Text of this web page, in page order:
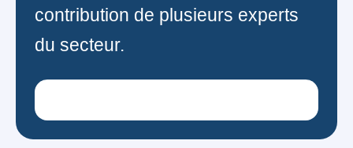
contribution de plusieurs experts
du secteur.